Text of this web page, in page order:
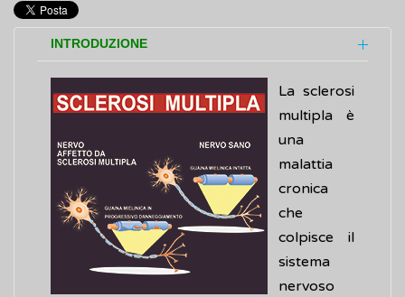
INTRODUZIONE
La sclerosi
multipla è
una
malattia
cronica
che
colpisce il
sistema
nervoso